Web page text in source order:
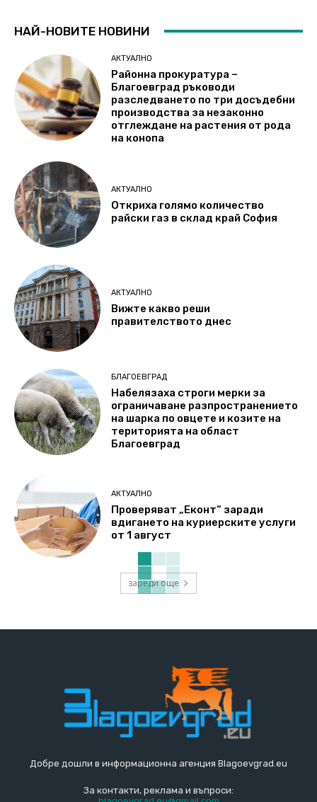
НАЙ-НОВИТЕ НОВИНИ
АКТУАЛНО
Районна прокуратура –
Благоевград ръководи
разследването по три досъдебни
производства за незаконно
отглеждане на растения от рода
на конопа
АКТУАЛНО
Откриха голямо количество
райски газ в склад край София
АКТУАЛНО
Вижте какво реши
правителството днес
БЛАГОЕВГРАД
Набелязаха строги мерки за
ограничаване разпространението
на шарка по овцете и козите на
територията на област
Благоевград
АКТУАЛНО
Проверяват „Еконт“ заради
вдигането на куриерските услуги
от 1 август
зареди още
Добре дошли в информационна агенция Blagoevgrad.eu
За контакти, реклама и въпроси: